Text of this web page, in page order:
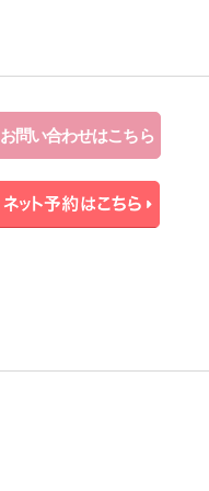
お問い合わせはこちら